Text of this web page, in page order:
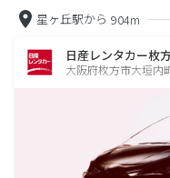
星ヶ丘駅から 904m
日産レンタカー枚
大阪府枚方市大垣内